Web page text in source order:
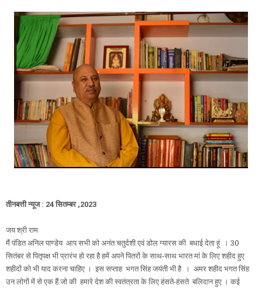
तीनबत्ती न्यूज : 24 सितम्बर ,2023
जय श्री राम
मैं पंडित अनिल पाण्डेय आप सभी को अनंत चतुर्दशी एवं डोल ग्यारस की बधाई देता हूं । 30
सितंबर से पितृपक्ष भी प्रारंभ हो रहा है हमें अपने पितरों के साथ-साथ भारत मां के लिए शहीद हुए
शहीदों को भी याद करना चाहिए । इस सप्ताह भगत सिंह जयंती भी है । अमर शहीद भगत सिंह
उन लोगों में से एक हैं जो की हमारे देश की स्वतंत्रता के लिए हंसते-हंसते बलिदान हुए । कई